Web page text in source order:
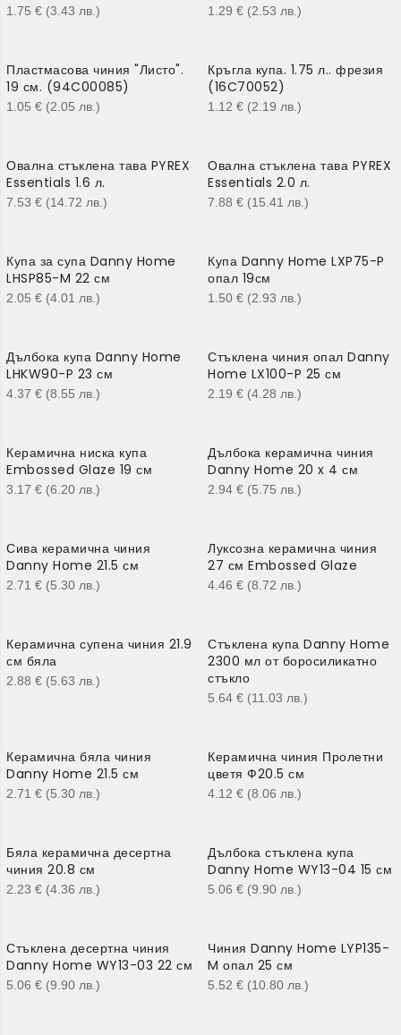
1.75 € (3.43 лв. ) 1.29 € (2.53 лв. )
Пластмасова чиния "Листо".
19 см. (94C00085)
1.05 € (2.05 лв. )
Кръгла купа. 1.75 л.. фрезия
(16C70052)
1.12 € (2.19 лв. )
Овална стъклена тава PYREX
Essentials 1.6 л.
7.53 € (14.72 лв. )
Овална стъклена тава PYREX
Essentials 2.0 л.
7.88 € (15.41 лв. )
Купа за супа Danny Home
LHSP85-M 22 см
2.05 € (4.01 лв. )
Купа Danny Home LXP75-P
опал 19см
1.50 € (2.93 лв. )
Дълбока купа Danny Home
LHKW90-P 23 см
4.37 € (8.55 лв. )
Стъклена чиния опал Danny
Home LX100-P 25 см
2.19 € (4.28 лв. )
Керамична ниска купа
Embossed Glaze 19 см
3.17 € (6.20 лв. )
Дълбока керамична чиния
Danny Home 20 x 4 см
2.94 € (5.75 лв. )
Сива керамична чиния
Danny Home 21.5 см
2.71 € (5.30 лв. )
Луксозна керамична чиния
27 см Embossed Glaze
4.46 € (8.72 лв. )
Керамична супена чиния 21.9
см бяла
2.88 € (5.63 лв. )
Стъклена купа Danny Home
2300 мл от боросиликатно
стъкло
5.64 € (11.03 лв. )
Керамична бяла чиния
Danny Home 21.5 см
2.71 € (5.30 лв. )
Керамична чиния Пролетни
цветя Ф20.5 см
4.12 € (8.06 лв. )
Бяла керамична десертна
чиния 20.8 см
2.23 € (4.36 лв. )
Дълбока стъклена купа
Danny Home WY13-04 15 см
5.06 € (9.90 лв. )
Стъклена десертна чиния
Danny Home WY13-03 22 см
5.06 € (9.90 лв. )
Чиния Danny Home LYP135-
M опал 25 см
5.52 € (10.80 лв. )